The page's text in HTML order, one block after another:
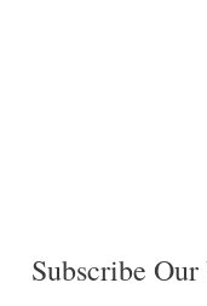
Subscribe